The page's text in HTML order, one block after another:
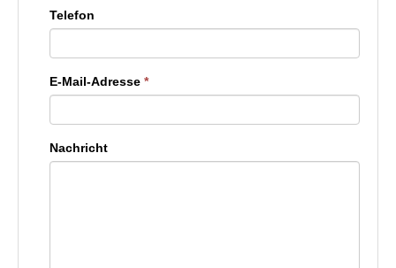
Telefon
E-Mail-Adresse *
Nachricht